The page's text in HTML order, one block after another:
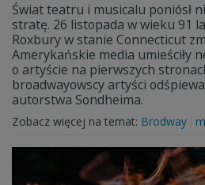
Świat teatru i musicalu poniósł
stratę. 26 listopada w wieku 91
Roxbury w stanie Connecticut
Amerykańskie media umieściły
o artyście na pierwszych
broadwayowscy artyści
autorstwa Sondheima.
Zobacz więcej na temat: Brodway